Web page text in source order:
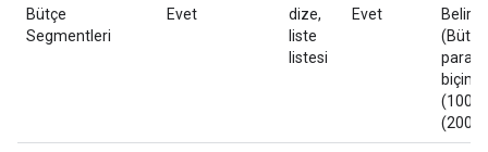
Bütçe
Segmentleri
Evet
dize,
liste
listesi
Evet
Belirli
para